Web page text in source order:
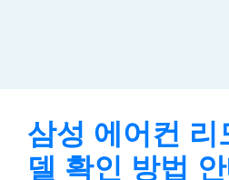
삼성 에어컨 리
델 확인 방법